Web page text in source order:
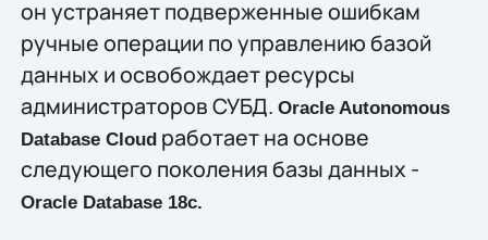
он устраняет подверженные ошибкам
ручные операции по управлению базой
данных и освобождает ресурсы
администраторов СУБД. Oracle Autonomous
Database Cloudработает на основе
следующего поколения базы данных -
Oracle Database 18c.